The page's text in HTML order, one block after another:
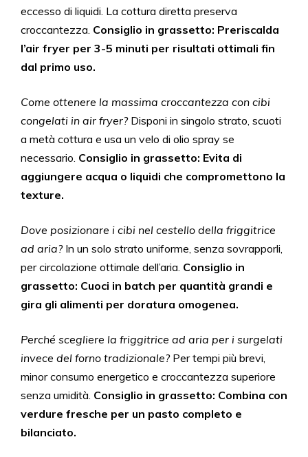
eccesso di liquidi. La cottura diretta preserva
croccantezza. Consiglio in grassetto: Preriscalda
l’air fryer per 3-5 minuti per risultati ottimali fin
dal primo uso.
Come ottenere la massima croccantezza con cibi
congelati in air fryer?Disponi in singolo strato, scuoti
a metà cottura e usa un velo di olio spray se
necessario. Consiglio in grassetto: Evita di
aggiungere acqua o liquidi che compromettono la
texture.
Dove posizionare i cibi nel cestello della friggitrice
ad aria?In un solo strato uniforme, senza sovrapporli,
per circolazione ottimale dell’aria. Consiglio in
grassetto: Cuoci in batch per quantità grandi e
gira gli alimenti per doratura omogenea.
Perché scegliere la friggitrice ad aria per i surgelati
invece del forno tradizionale?Per tempi più brevi,
minor consumo energetico e croccantezza superiore
senza umidità. Consiglio in grassetto: Combina con
verdure fresche per un pasto completo e
bilanciato.